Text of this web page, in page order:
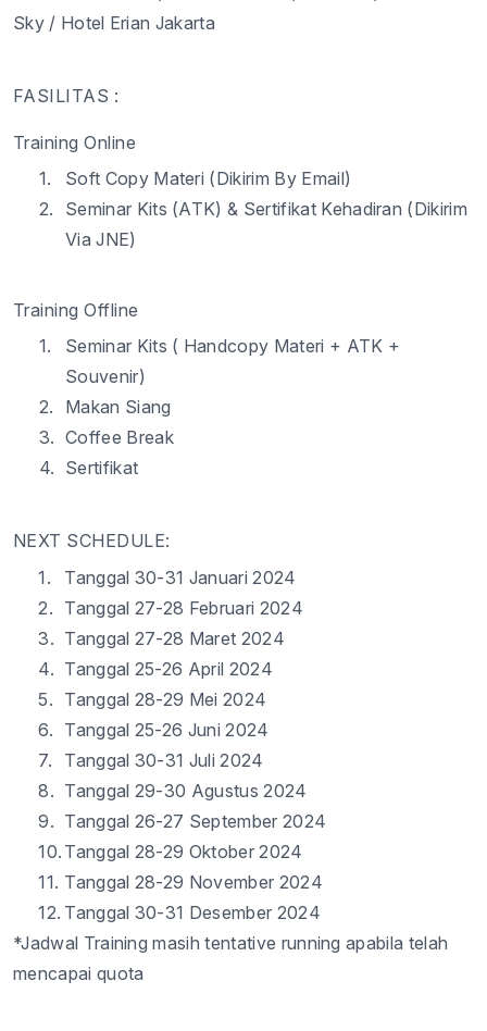
Sky / Hotel Erian Jakarta
FASILITAS :
Training Online
1.
Soft Copy Materi (Dikirim By Email)
2.
Seminar Kits (ATK) & Sertifikat Kehadiran (Dikirim
Via JNE)
Training Offline
1.
Seminar Kits ( Handcopy Materi + ATK +
Souvenir)
2.
Makan Siang
3. Coffee Break
4. Sertifikat
NEXT SCHEDULE:
1.
Tanggal 30-31 Januari 2024
2. Tanggal 27-28 Februari 2024
3. Tanggal 27-28 Maret 2024
4. Tanggal 25-26 April 2024
5. Tanggal 28-29 Mei 2024
6. Tanggal 25-26 Juni 2024
7.
Tanggal 30-31 Juli 2024
8. Tanggal 29-30 Agustus 2024
9. Tanggal 26-27 September 2024
10. Tanggal 28-29 Oktober 2024
11. Tanggal 28-29 November 2024
12. Tanggal 30-31 Desember 2024
*Jadwal Training masih tentative running apabila telah
mencapai quota